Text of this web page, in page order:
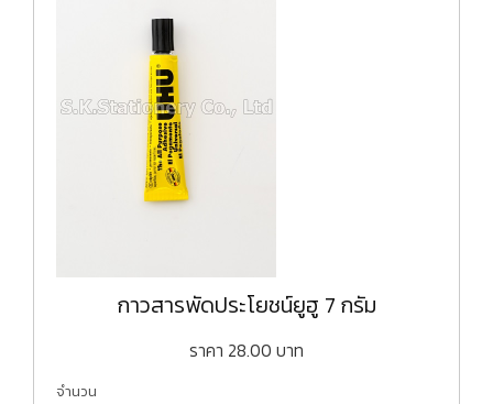
กาวสารพัดประโยชน์ยูฮู 7 กรัม
ราคา 28.00 บาท
จำนวน